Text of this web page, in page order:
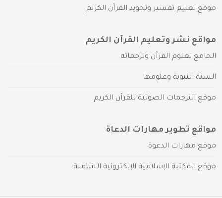
موقع تعليم تفسير وتجويد القرآن الكريم
مواقع نشر وتعليم القرآن الكريم
الجامع لعلوم القرآن وترجماته
السنة النبوية وعلومها
موقع الترجمات الصوتية للقرآن الكريم
مواقع تطوير مهارات الدعاة
موقع مهارات الدعوة
موقع المكتبة الإسلامية الإلكترونية الشاملة